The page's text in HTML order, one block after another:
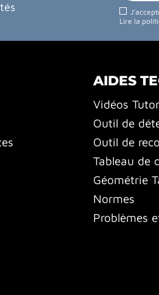
Lire la
AIDES
Vidéos
Outil de
Outil de
Tableau de
Géométrie
Normes
Problèmes